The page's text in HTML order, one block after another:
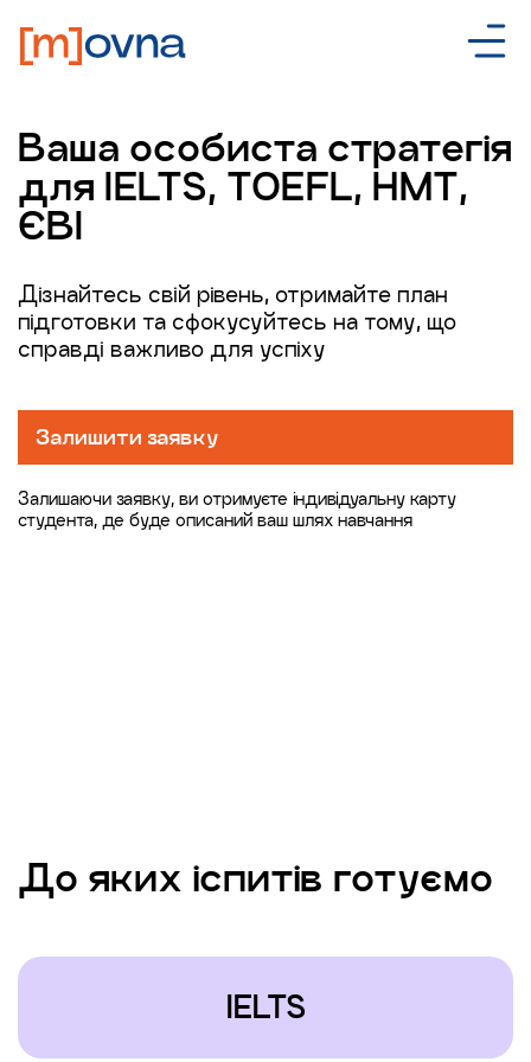
Ваша особиста стратегія
для IELTS, TOEFL, НМТ,
ЄВІ
Дізнайтесь свій рівень, отримайте план
підготовки та сфокусуйтесь на тому, що
справді важливо для успіху
Залишити заявку
Залишаючи заявку, ви отримуєте індивідуальну карту
студента, де буде описаний ваш шлях навчання
До яких іспитів готуємо
IELTS